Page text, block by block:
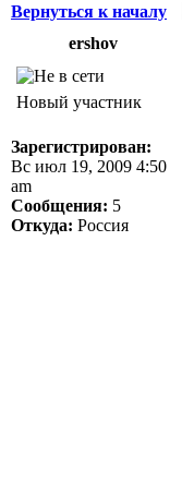
Вернуться к началу
ershov
Новый участник
Зарегистрирован:
Вс июл 19, 2009 4:50
am
Сообщения: 5
Откуда: Россия